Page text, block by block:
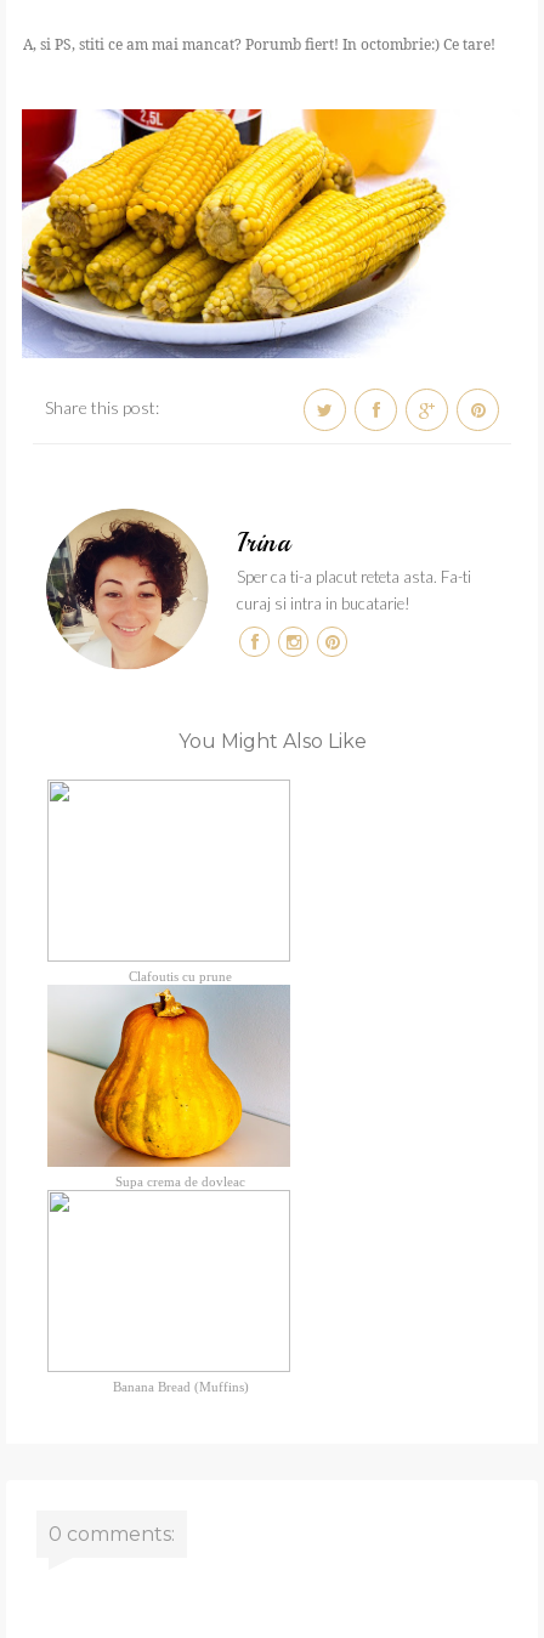
A, si PS, stiti ce am mai mancat? Porumb fiert! In octombrie:) Ce tare!
Share this post:
Irina
Sper ca ti-a placut reteta asta. Fa-ti
curaj si intra in bucatarie!
You Might Also Like
Clafoutis cu prune
Supa crema de dovleac
Banana Bread (Muffins)
0 comments: